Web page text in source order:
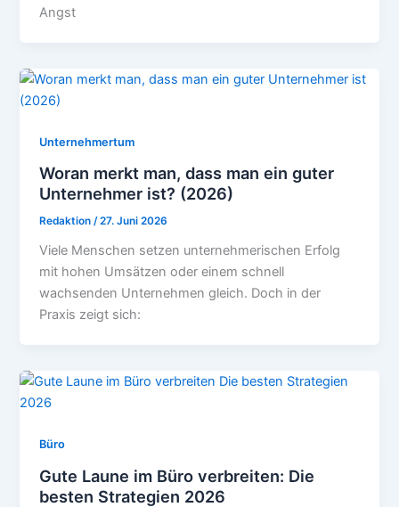
Angst
Unternehmertum
Woran merkt man, dass man ein guter
Unternehmer ist? (2026)
Redaktion/27. Juni 2026
Viele Menschen setzen unternehmerischen Erfolg
mit hohen Umsätzen oder einem schnell
wachsenden Unternehmen gleich. Doch in der
Praxis zeigt sich:
Büro
Gute Laune im Büro verbreiten: Die
besten Strategien 2026